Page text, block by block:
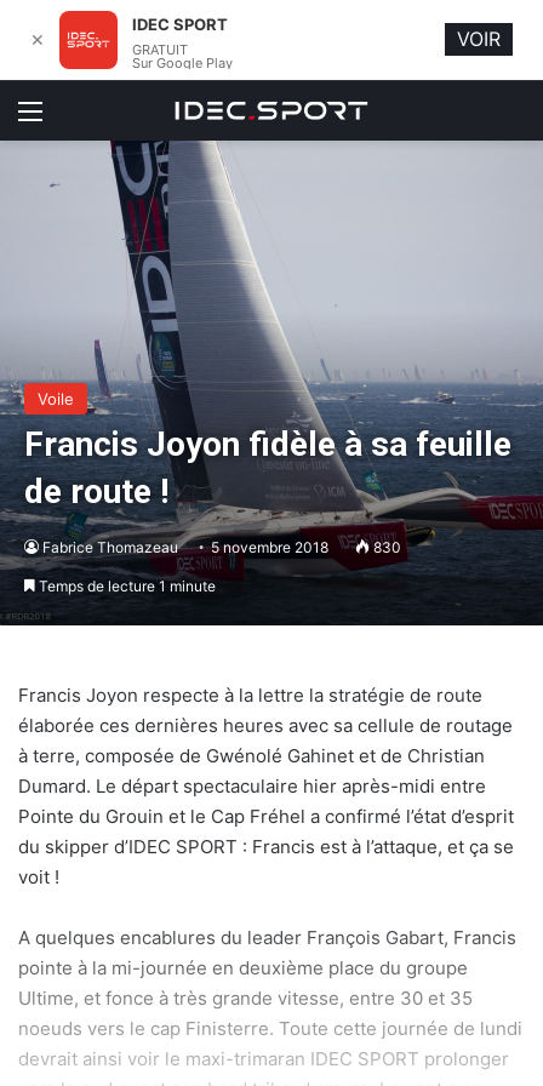
Menu
Voile
Francis Joyon fidèle à sa feuille
de route !
Fabrice Thomazeau 5 novembre 2018 830
Temps de lecture 1 minute
Francis Joyon respecte à la lettre la stratégie de route
élaborée ces dernières heures avec sa cellule de routage
à terre, composée de Gwénolé Gahinet et de Christian
Dumard. Le départ spectaculaire hier après-midi entre
Pointe du Grouin et le Cap Fréhel a confirmé l’état d’esprit
du skipper d’IDEC SPORT : Francis est à l’attaque, et ça se
voit !
A quelques encablures du leader François Gabart, Francis
pointe à la mi-journée en deuxième place du groupe
Ultime, et fonce à très grande vitesse, entre 30 et 35
noeuds vers le cap Finisterre. Toute cette journée de lundi
devrait ainsi voir le maxi-trimaran IDEC SPORT prolonger
✕
IDEC SPORT
GRATUIT
Sur Google Play
VOIR